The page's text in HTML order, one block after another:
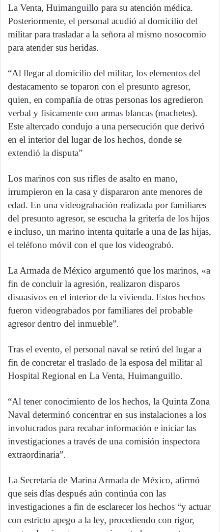
La Venta, Huimanguillo para su atención médica.
Posteriormente, el personal acudió al domicilio del
militar para trasladar a la señora al mismo nosocomio
para atender sus heridas.
“Al llegar al domicilio del militar, los elementos del
destacamento se toparon con el presunto agresor,
quien, en compañía de otras personas los agredieron
verbal y físicamente con armas blancas (machetes).
Este altercado condujo a una persecución que derivó
en el interior del lugar de los hechos, donde se
extendió la disputa”
Los marinos con sus rifles de asalto en mano,
irrumpieron en la casa y dispararon ante menores de
edad. En una videograbación realizada por familiares
del presunto agresor, se escucha la gritería de los hijos
e incluso, un marino intenta quitarle a una de las hijas,
el teléfono móvil con el que los videograbó.
La Armada de México argumentó que los marinos, «a
fin de concluir la agresión, realizaron disparos
disuasivos en el interior de la vivienda. Estos hechos
fueron videograbados por familiares del probable
agresor dentro del inmueble”.
Tras el evento, el personal naval se retiró del lugar a
fin de concretar el traslado de la esposa del militar al
Hospital Regional en La Venta, Huimanguillo.
“Al tener conocimiento de los hechos, la Quinta Zona
Naval determinó concentrar en sus instalaciones a los
involucrados para recabar información e iniciar las
investigaciones a través de una comisión inspectora
extraordinaria”.
La Secretaría de Marina Armada de México, afirmó
que seis días después aún continúa con las
investigaciones a fin de esclarecer los hechos “y actuar
con estricto apego a la ley, procediendo con rigor,